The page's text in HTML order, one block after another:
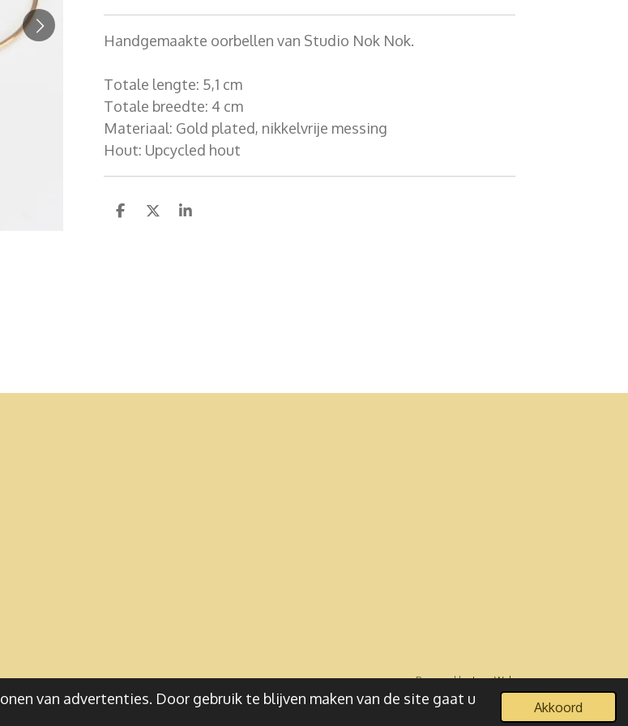
van advertenties. Door gebruik te blijven maken van de site gaat u
Akkoord
Handgemaakte oorbellen van Studio Nok Nok.
Totale lengte: 5,1 cm
Totale breedte: 4 cm
Materiaal: Gold plated, nikkelvrije messing
Hout: Upcycled hout
D
D
S
Powered byJouwWeb